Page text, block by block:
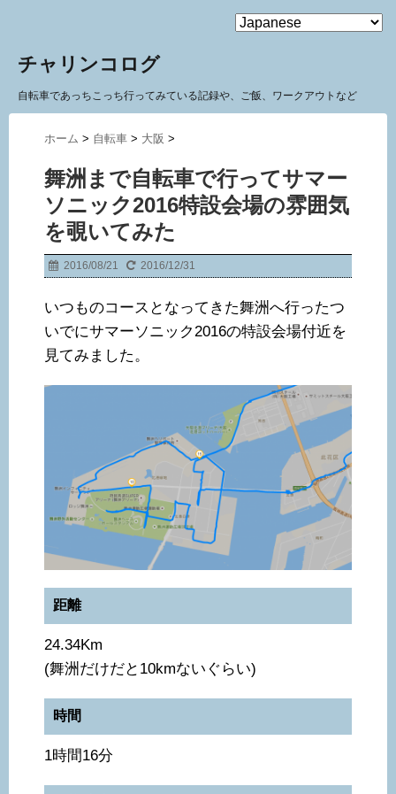
MENU
チャリンコログ
自転車であっちこっち行ってみている記録や、ご飯、ワークアウトなど
ホーム > 自転車 > 大阪 >
舞洲まで自転車で行ってサマー
ソニック2016特設会場の雰囲気
を覗いてみた
2016/08/21 2016/12/31
いつものコースとなってきた舞洲へ行ったつ
いでにサマーソニック2016の特設会場付近を
見てみました。
距離
24.34Km
(舞洲だけだと10kmないぐらい)
時間
1時間16分